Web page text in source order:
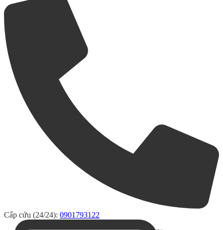
Cấp cứu (24/24): 0901793122